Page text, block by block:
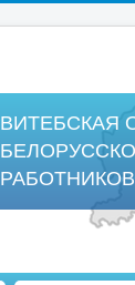
ВИТЕБСКАЯ